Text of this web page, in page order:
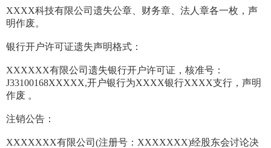
XXXX科技有限公司遗失公章、财务章、法人章各一枚，声
明作废。
银行开户许可证遗失声明格式：
XXXXXX有限公司遗失银行开户许可证，核准号：
J33100168XXXXX,开户银行为XXXX银行XXXX支行，声明
作废 。
注销公告：
XXXXXXX有限公司(注册号：XXXXXXX)经股东会讨论决